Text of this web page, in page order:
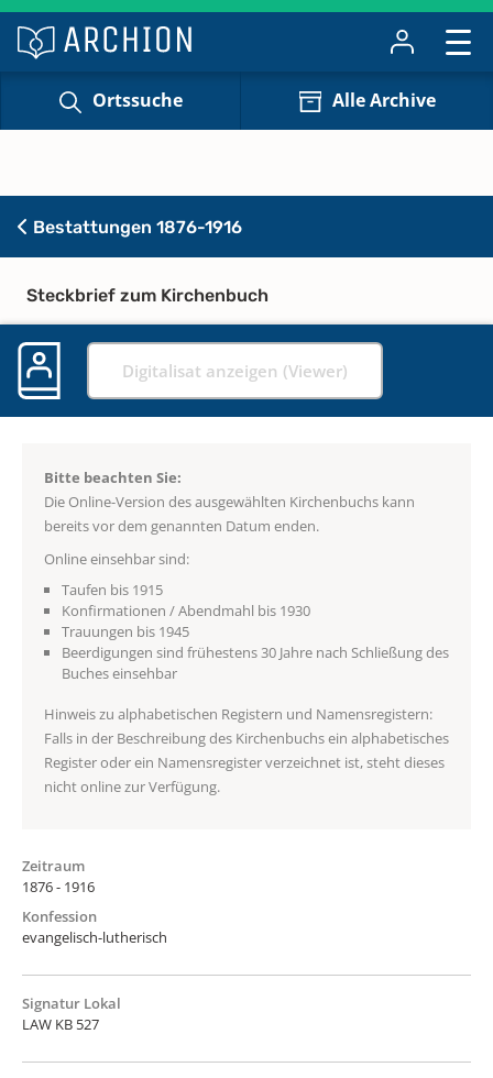
Ortssuche Alle Archive
Bestattungen 1876-1916
Steckbrief zum Kirchenbuch
Digitalisat anzeigen (Viewer)
Bitte beachten Sie:
Die Online-Version des ausgewählten Kirchenbuchs kann
bereits vor dem genannten Datum enden.
Online einsehbar sind:
Taufen bis 1915
Konfirmationen / Abendmahl bis 1930
Trauungen bis 1945
Beerdigungen sind frühestens 30 Jahre nach Schließung des
Buches einsehbar
Hinweis zu alphabetischen Registern und Namensregistern:
Falls in der Beschreibung des Kirchenbuchs ein alphabetisches
Register oder ein Namensregister verzeichnet ist, steht dieses
nicht online zur Verfügung.
Zeitraum
1876 - 1916
Konfession
evangelisch-lutherisch
Signatur Lokal
LAW KB 527